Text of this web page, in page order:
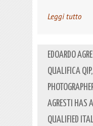
Leggi tutto
EDOARDO
QUALIFICA
AGRESTI HAS
QUALIFIED